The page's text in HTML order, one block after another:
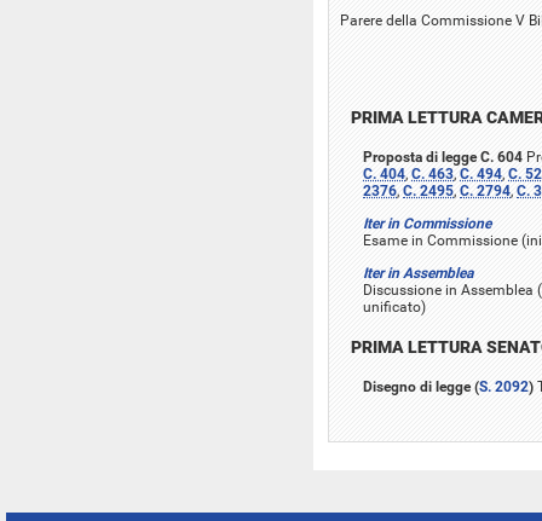
Parere della Commissione V
PRIMA LETTURA
Proposta di legge C. 604
C. 404, C. 463, C. 494, C.
2376, C. 2495, C. 2794, C.
Iter in Commissione
Esame in Commissione
Iter in Assemblea
Discussione in
unificato)
PRIMA LETTURA
Disegno di legge (S. 2092)